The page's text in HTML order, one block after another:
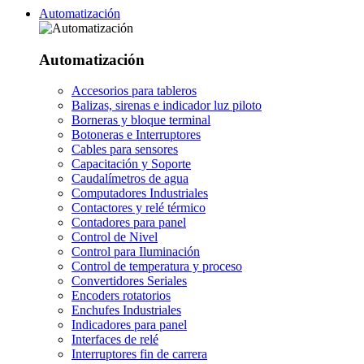
Automatización
Automatización
Accesorios para tableros
Balizas, sirenas e indicador luz piloto
Borneras y bloque terminal
Botoneras e Interruptores
Cables para sensores
Capacitación y Soporte
Caudalímetros de agua
Computadores Industriales
Contactores y relé térmico
Contadores para panel
Control de Nivel
Control para Iluminación
Control de temperatura y proceso
Convertidores Seriales
Encoders rotatorios
Enchufes Industriales
Indicadores para panel
Interfaces de relé
Interruptores fin de carrera